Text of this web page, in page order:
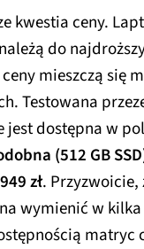
kwestia ceny.
do
mieszczą się
Testowana
jest dostępna w
(512 GB
zł. Przyzwoicie,
wymienić w
matryc